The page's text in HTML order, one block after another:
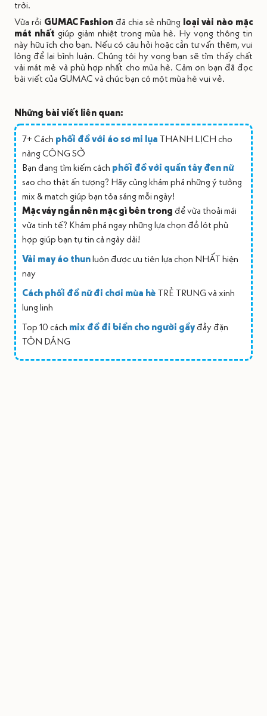
trời.
Vừa rồi GUMAC Fashion đã chia sẻ những loại vải nào mặc
mát nhất giúp giảm nhiệt trong mùa hè. Hy vọng thông tin
này hữu ích cho bạn. Nếu có câu hỏi hoặc cần tư vấn thêm, vui
lòng để lại bình luận. Chúng tôi hy vọng bạn sẽ tìm thấy chất
vải mát mẻ và phù hợp nhất cho mùa hè. Cảm ơn bạn đã đọc
bài viết của GUMAC và chúc bạn có một mùa hè vui vẻ.
Những bài viết liên quan:
7+ Cách phối đồ với áo sơ mi lụa THANH LỊCH cho
nàng CÔNG SỞ
Bạn đang tìm kiếm cách phối đồ với quần tây đen nữ
sao cho thật ấn tượng? Hãy cùng khám phá những ý tưởng
mix & match giúp bạn tỏa sáng mỗi ngày!
Mặc váy ngắn nên mặc gì bên trong để vừa thoải mái
vừa tinh tế? Khám phá ngay những lựa chọn đồ lót phù
hợp giúp bạn tự tin cả ngày dài!
Vải may áo thunluôn được ưu tiên lựa chọn NHẤT hiện
nay
Cách phối đồ nữ đi chơi mùa hè TRẺ TRUNG và xinh
lung linh
Top 10 cách mix đồ đi biển cho người gầyđầy đặn
TÔN DÁNG